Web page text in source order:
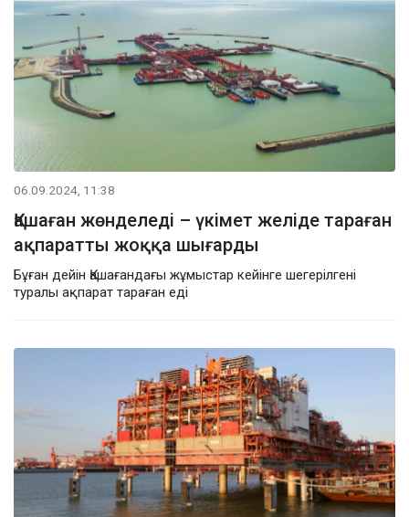
06.09.2024, 11:38
Қашаған жөнделеді – үкімет желіде тараған
ақпаратты жоққа шығарды
Бұған дейін Қашағандағы жұмыстар кейінге шегерілгені
туралы ақпарат тараған еді